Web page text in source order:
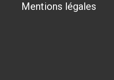
Mentions légales